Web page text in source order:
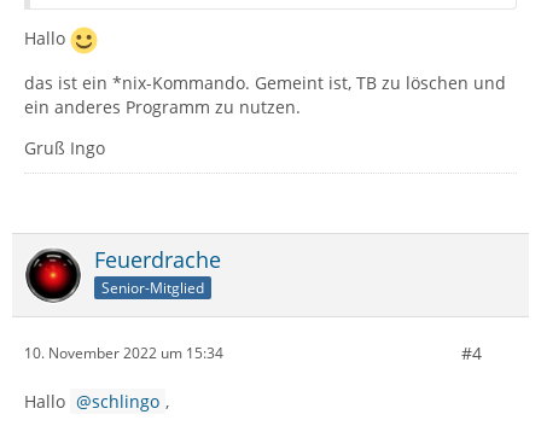
Hallo
das ist ein *nix-Kommando. Gemeint ist, TB zu löschen und
ein anderes Programm zu nutzen.
Gruß Ingo
Feuerdrache
Senior-Mitglied
10. November 2022 um 15:34 #4
Hallo schlingo ,